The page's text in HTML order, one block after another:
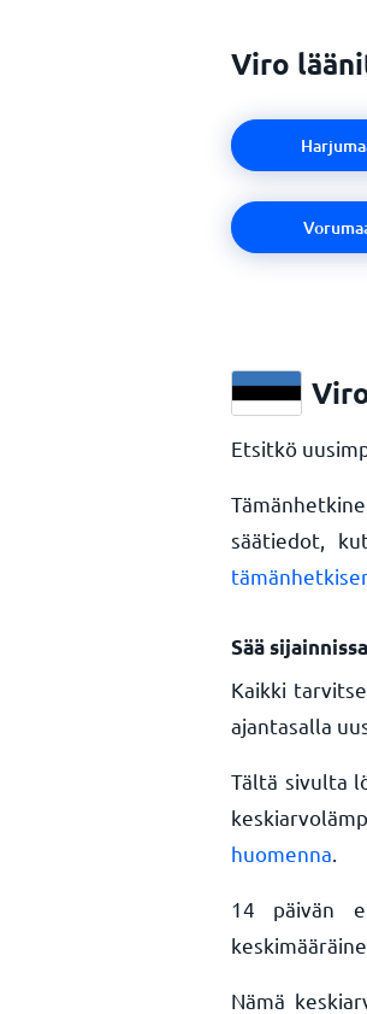
Viro
Etsitkö
säätiedot,
Sää
Kaikki
ajantasalla
Tältä sivulta
huomenna
14 päivän
Nämä